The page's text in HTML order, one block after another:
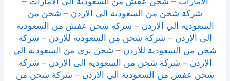
شركة شحن من السعودية الي الاردن – شحن من
السعودية الي الاردن – شركة شحن عفش من السعودية
الي الاردن – شركة شحن من السعودية للاردن – شركة
شحن من السعودية للاردن – شحن بري من السعودية الي
الاردن – شركة شحن من السعودية الى الاردن – شركة
شحن عفش من السعودية الي الاردن – شركة شحن من